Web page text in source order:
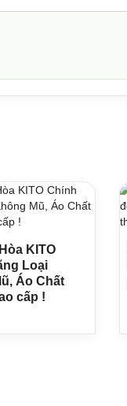
KITO
Loại
Áo Chất
cấp !